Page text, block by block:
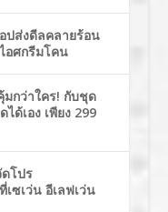
ปส่งดีลคลายร้อน
อศกรีมโคน
กว่าใคร! กับชุด
ได้เอง เพียง 299
โปร
เซเว่น อีเลฟเว่น